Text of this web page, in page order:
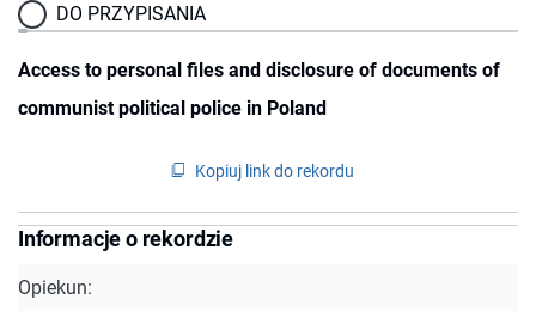
DO PRZYPISANIA
Access to personal files and disclosure of documents of
communist political police in Poland
Kopiuj link do rekordu
Informacje o rekordzie
Opiekun: